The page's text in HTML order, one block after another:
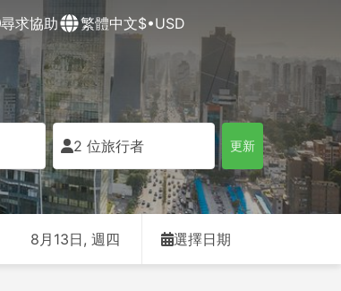
尋求協助 繁體中文$•USD
2 位旅行者 更新
8月13日, 週四 選擇日期